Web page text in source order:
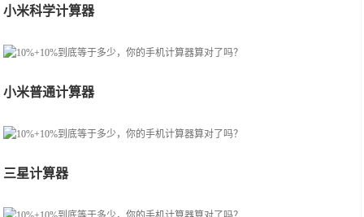
小米科学计算器
小米普通计算器
三星计算器